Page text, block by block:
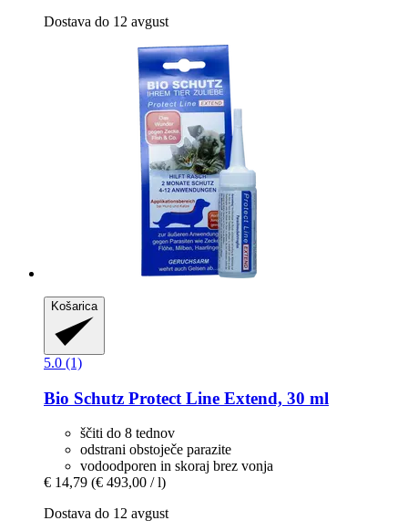
Dostava do 12 avgust
Košarica
5.0 (1)
Bio Schutz Protect Line Extend, 30 ml
ščiti do 8 tednov
odstrani obstoječe parazite
vodoodporen in skoraj brez vonja
€ 14,79 (€ 493,00 / l)
Dostava do 12 avgust